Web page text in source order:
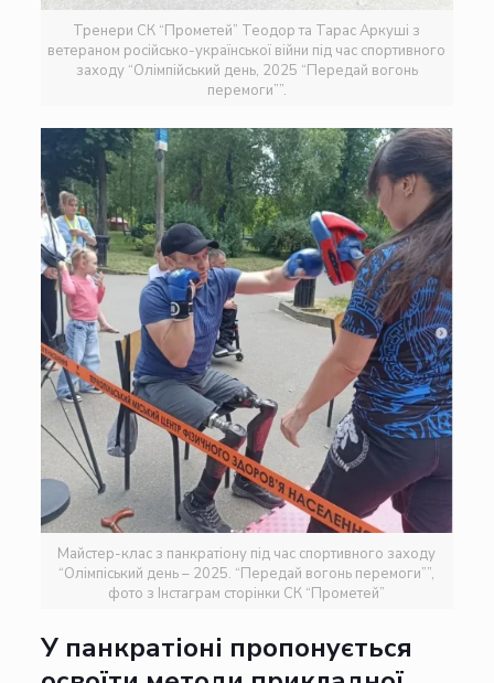
Тренери СК “Прометей” Теодор та Тарас Аркуші з
ветераном російсько-української війни під час спортивного
заходу “Олімпійський день, 2025 “Передай вогонь
перемоги””.
Майстер-клас з панкратіону під час спортивного заходу
“Олімпіський день – 2025. “Передай вогонь перемоги””,
фото з Інстаграм сторінки СК “Прометей”
У панкратіоні пропонується